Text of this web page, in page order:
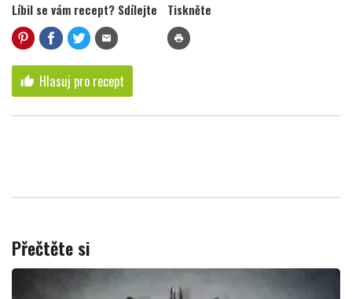
Líbil se vám recept? Sdílejte
mail
Tiskněte
print
thumb_up Hlasuj pro recept
Přečtěte si